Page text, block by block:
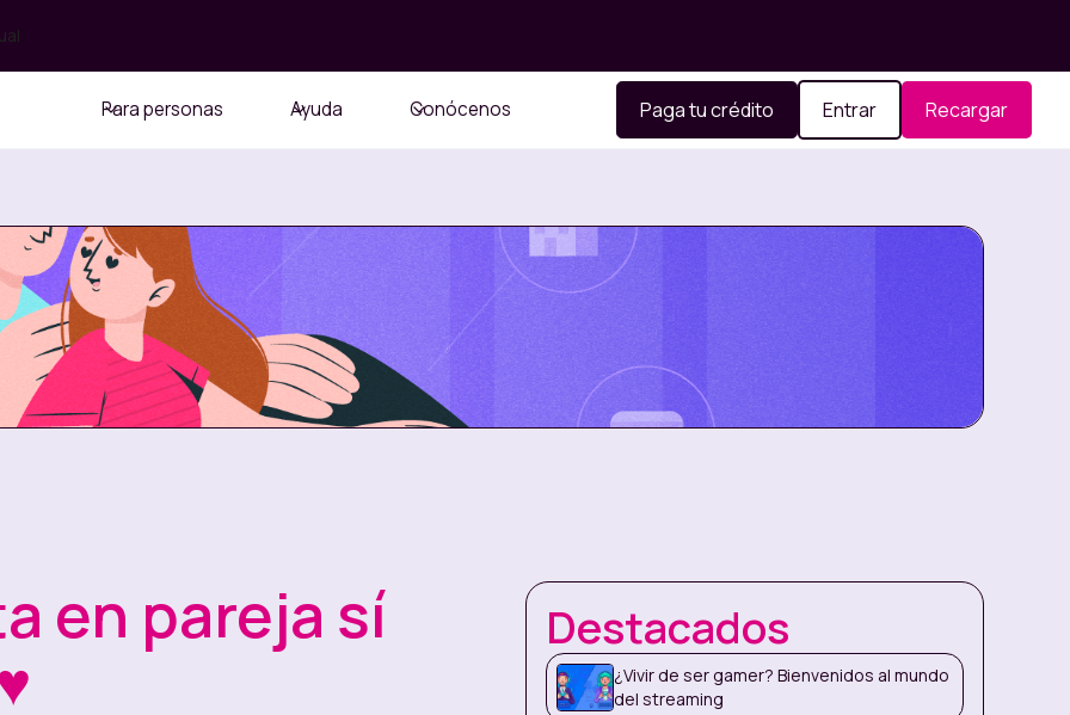
Para personas Ayuda Conócenos Paga tu crédito Entrar Recargar
en pareja sí
Destacados
¿Vivir de ser gamer? Bienvenidos al mundo
del streaming